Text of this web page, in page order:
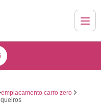
emplacamento carro zero